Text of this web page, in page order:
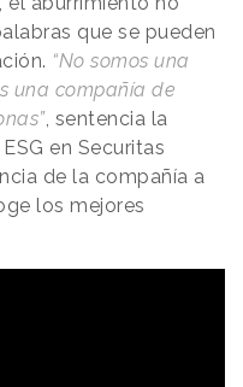
que se pueden
“No somos una
una compañía de
, sentencia la
en Securitas
de la compañía a
los mejores